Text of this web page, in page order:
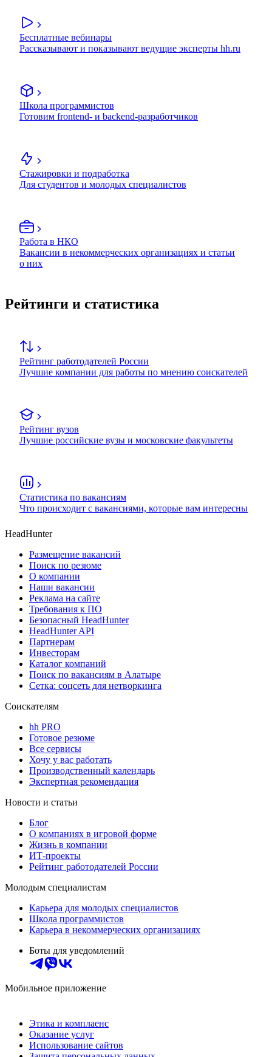
Бесплатные вебинары
Рассказывают и показывают ведущие эксперты hh.ru
Школа программистов
Готовим frontend- и backend-разработчиков
Стажировки и подработка
Для студентов и молодых специалистов
Работа в НКО
Вакансии в некоммерческих организациях и статьи
о них
Рейтинги и статистика
Рейтинг работодателей России
Лучшие компании для работы по мнению соискателей
Рейтинг вузов
Лучшие российские вузы и московские факультеты
Статистика по вакансиям
Что происходит с вакансиями, которые вам интересны
HeadHunter
Размещение вакансий
Поиск по резюме
О компании
Наши вакансии
Реклама на сайте
Требования к ПО
Безопасный HeadHunter
HeadHunter API
Партнерам
Инвесторам
Каталог компаний
Поиск по вакансиям в Алатыре
Сетка: соцсеть для нетворкинга
Соискателям
hh PRO
Готовое резюме
Все сервисы
Хочу у вас работать
Производственный календарь
Экспертная рекомендация
Новости и статьи
Блог
О компаниях в игровой форме
Жизнь в компании
ИТ-проекты
Рейтинг работодателей России
Молодым специалистам
Карьера для молодых специалистов
Школа программистов
Карьера в некоммерческих организациях
Боты для уведомлений
Мобильное приложение
Этика и комплаенс
Оказание услуг
Использование сайтов